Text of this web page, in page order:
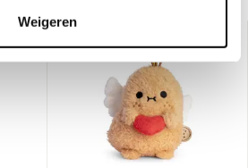
Weigeren